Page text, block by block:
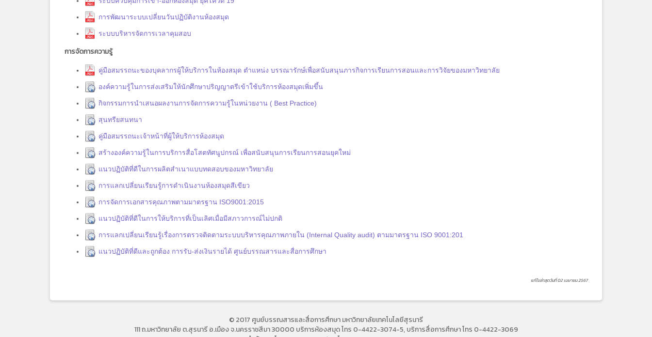
การพัฒนาระบบเปลี่ยนวันปฏิบัติงานห้องสมุด
ระบบบริหารจัดการเวลาคุมสอบ
การจัดการความรู้
คู่มือสมรรถนะของบุคลากรผู้ให้บริการในห้องสมุด ตำแหน่ง บรรณารักษ์เพื่อสนับสนุนภารกิจการเรียนการสอนและการวิจัยของมหาวิทยาลัย
องค์ความรู้ในการส่งเสริมให้นักศึกษาปริญญาตรีเข้าใช้บริการห้องสมุดเพิ่มขึ้น
กิจกรรมการนำเสนอผลงานการจัดการความรู้ในหน่วยงาน ( Best Practice)
สุนทรียสนทนา
คู่มือสมรรถนะเจ้าหน้าที่ผู้ให้บริการห้องสมุด
สร้างองค์ความรู้ในการบริการสื่อโสตทัศนูปกรณ์ เพื่อสนับสนุนการเรียนการสอนยุคใหม่
แนวปฏิบัติที่ดีในการผลิตสำเนาแบบทดสอบของมหาวิทยาลัย
การแลกเปลี่ยนเรียนรู้การดำเนินงานห้องสมุดสีเขียว
การจัดการเอกสารคุณภาพตามมาตรฐาน ISO9001:2015
แนวปฏิบัติที่ดีในการให้บริการที่เป็นเลิศเมื่อมีสภาวการณ์ไม่ปกติ
การแลกเปลี่ยนเรียนรู้เรื่องการตรวจติดตามระบบบริหารคุณภาพภายใน (Internal Quality audit) ตามมาตรฐาน ISO 9001:201
แนวปฏิบัติที่ดีและถูกต้อง การรับ-ส่งเงินรายได้ ศูนย์บรรณสารและสื่อการศึกษา
แก้ไขล่าสุดวันที่ 02 เมษายน 2567
© 2017 ศูนย์บรรณสารและสื่อการศึกษา มหาวิทยาลัยเทคโนโลยีสุรนารี
111 ถ.มหาวิทยาลัย ต.สุรนารี อ.เมือง จ.นครราชสีมา 30000 บริการห้องสมุด โทร 0-4422-3074-5, บริการสื่อการศึกษา โทร 0-4422-3069